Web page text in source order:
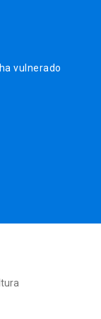
vulnerado